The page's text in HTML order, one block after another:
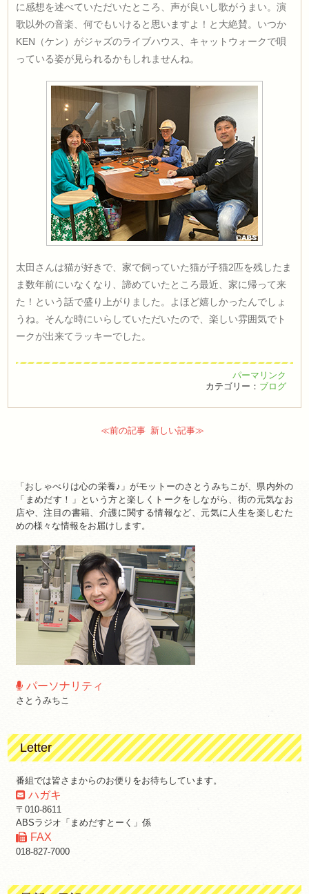
に感想を述べていただいたところ、声が良いし歌がうまい。演
歌以外の音楽、何でもいけると思いますよ！と大絶賛。いつか
KEN（ケン）がジャズのライブハウス、キャットウォークで唄
っている姿が見られるかもしれませんね。
太田さんは猫が好きで、家で飼っていた猫が子猫2匹を残したま
ま数年前にいなくなり、諦めていたところ最近、家に帰って来
た！という話で盛り上がりました。よほど嬉しかったんでしょ
うね。そんな時にいらしていただいたので、楽しい雰囲気でト
ークが出来てラッキーでした。
パーマリンク
カテゴリー： ブログ
≪前の記事 新しい記事≫
「おしゃべりは心の栄養♪」がモットーのさとうみちこが、県内外の
「まめだす！」という方と楽しくトークをしながら、街の元気なお
店や、注目の書籍、介護に関する情報など、元気に人生を楽しむた
めの様々な情報をお届けします。
パーソナリティ
さとうみちこ
Letter
番組では皆さまからのお便りをお待ちしています。
ハガキ
〒010-8611
ABSラジオ「まめだすとーく」係
FAX
018-827-7000